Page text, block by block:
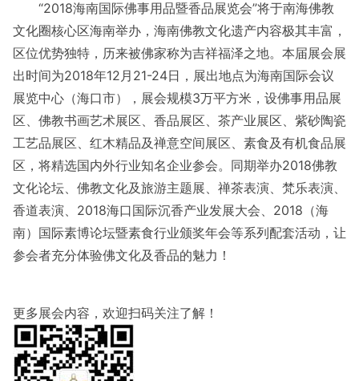
“2018海南国际佛事用品暨香品展览会”将于南海佛教
文化圈核心区海南举办，海南佛教文化遗产内容极其丰富，
区位优势独特，历来被佛家称为吉祥福泽之地。本届展会展
出时间为2018年12月21-24日，展出地点为海南国际会议
展览中心（海口市），展会规模3万平方米，设佛事用品展
区、佛教书画艺术展区、香品展区、茶产业展区、紫砂陶瓷
工艺品展区、红木精品及禅意空间展区、素食及有机食品展
区，将精选国内外行业知名企业参会。同期举办2018佛教
文化论坛、佛教文化及旅游主题展、禅茶表演、梵乐表演、
香道表演、2018海口国际沉香产业发展大会、2018（海
南）国际素博论坛暨素食行业颁奖年会等系列配套活动，让
参会者充分体验佛文化及香品的魅力！
更多展会内容，欢迎扫码关注了解！